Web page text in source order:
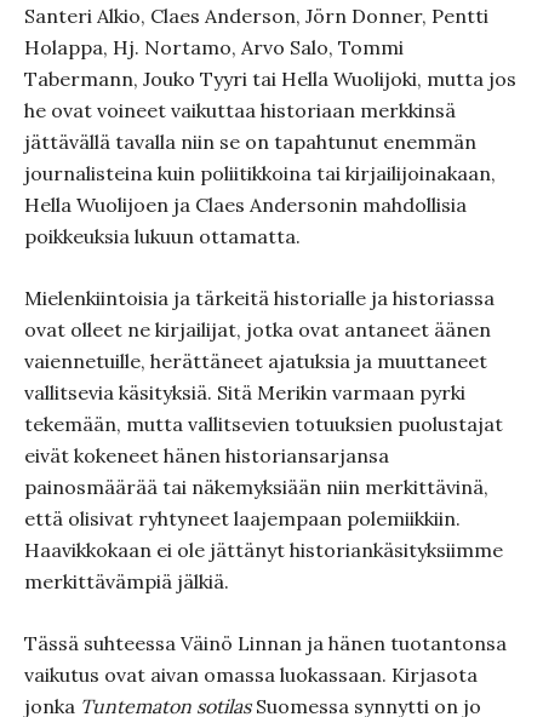
Santeri Alkio, Claes Anderson, Jörn Donner, Pentti
Holappa, Hj. Nortamo, Arvo Salo, Tommi
Tabermann, Jouko Tyyri tai Hella Wuolijoki, mutta jos
he ovat voineet vaikuttaa historiaan merkkinsä
jättävällä tavalla niin se on tapahtunut enemmän
journalisteina kuin poliitikkoina tai kirjailijoinakaan,
Hella Wuolijoen ja Claes Andersonin mahdollisia
poikkeuksia lukuun ottamatta.
Mielenkiintoisia ja tärkeitä historialle ja historiassa
ovat olleet ne kirjailijat, jotka ovat antaneet äänen
vaiennetuille, herättäneet ajatuksia ja muuttaneet
vallitsevia käsityksiä. Sitä Merikin varmaan pyrki
tekemään, mutta vallitsevien totuuksien puolustajat
eivät kokeneet hänen historiansarjansa
painosmäärää tai näkemyksiään niin merkittävinä,
että olisivat ryhtyneet laajempaan polemiikkiin.
Haavikkokaan ei ole jättänyt historiankäsityksiimme
merkittävämpiä jälkiä.
Tässä suhteessa Väinö Linnan ja hänen tuotantonsa
vaikutus ovat aivan omassa luokassaan. Kirjasota
jonka Tuntematon sotilas Suomessa synnytti on jo